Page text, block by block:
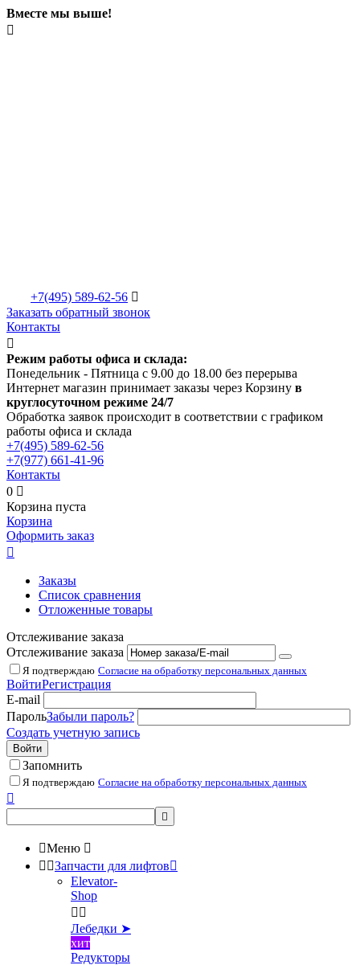
Вместе мы выше!

+7(495) 589-62-56 
Заказать обратный звонок
Контакты

Режим работы офиса и склада:
Понедельник - Пятница с 9.00 до 18.00 без перерыва
Интернет магазин принимает заказы через Корзину в
круглосуточном режиме 24/7
Обработка заявок происходит в соответствии с графиком
работы офиса и склада
+7(495) 589-62-56
+7(977) 661-41-96
Контакты
0 
Корзина пуста
Корзина
Оформить заказ

Заказы
Список сравнения
Отложенные товары
Отслеживание заказа
Отслеживание заказа
Я подтверждаю Согласие на обработку персональных данных
ВойтиРегистрация
E-mail
ПарольЗабыли пароль?
Создать учетную запись
Войти
Запомнить
Я подтверждаю Согласие на обработку персональных данных


Меню 
 Запчасти для лифтов
Elevator-
Shop
 
Лебедки ➤
хит
Редукторы